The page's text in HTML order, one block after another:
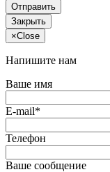
Отправить
Закрыть
×Close
Напишите нам
Ваше имя
E-mail*
Телефон
Ваше сообщение